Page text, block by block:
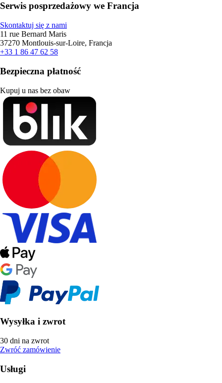
Serwis posprzedażowy we Francja
Skontaktuj się z nami
11 rue Bernard Maris
37270 Montlouis-sur-Loire, Francja
+33 1 86 47 62 58
Bezpieczna płatność
Kupuj u nas bez obaw
Wysyłka i zwrot
30 dni na zwrot
Zwróć zamówienie
Usługi